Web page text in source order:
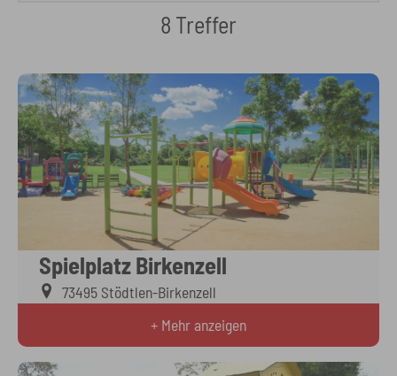
8 Treffer
Spielplatz Birkenzell
73495 Stödtlen-Birkenzell
+ Mehr anzeigen